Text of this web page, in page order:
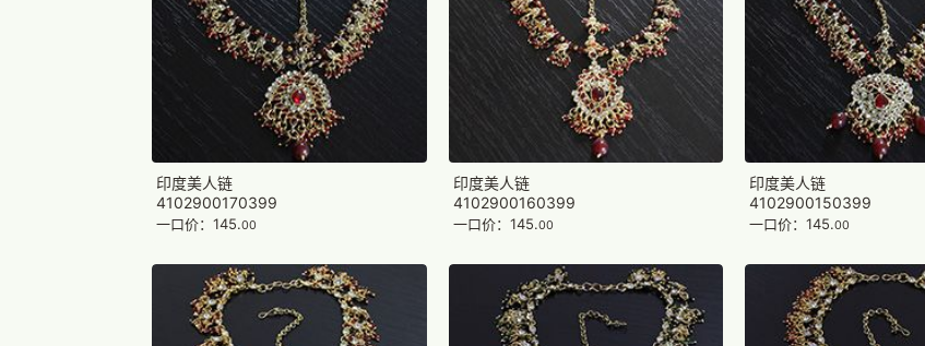
印度美人链
4102900170399
一口价：145.00
印度美人链
4102900160399
一口价：145.00
印度美人链
4102900150399
一口价：145.00